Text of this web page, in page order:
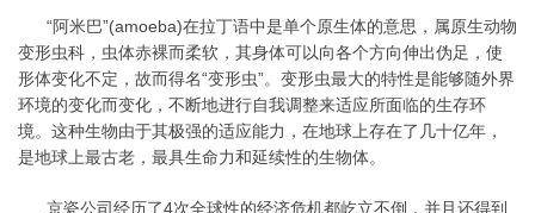
“阿米巴”(amoeba)在拉丁语中是单个原生体的意思，属原生动物
变形虫科，虫体赤裸而柔软，其身体可以向各个方向伸出伪足，使
形体变化不定，故而得名“变形虫”。变形虫最大的特性是能够随外界
环境的变化而变化，不断地进行自我调整来适应所面临的生存环
境。这种生物由于其极强的适应能力，在地球上存在了几十亿年，
是地球上最古老，最具生命力和延续性的生物体。
京瓷公司经历了4次全球性的经济危机都屹立不倒，并且还得到